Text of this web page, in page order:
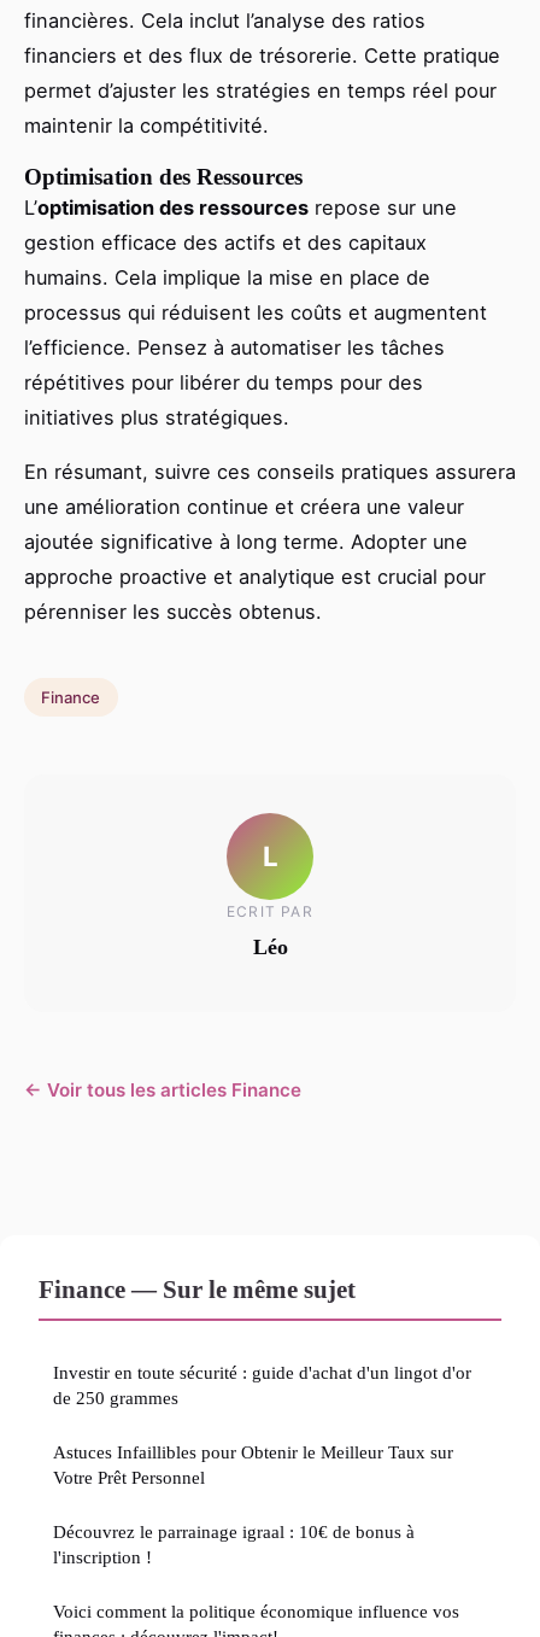
financières. Cela inclut l’analyse des ratios
financiers et des flux de trésorerie. Cette pratique
permet d’ajuster les stratégies en temps réel pour
maintenir la compétitivité.
Optimisation des Ressources
L’optimisation des ressources repose sur une
gestion efficace des actifs et des capitaux
humains. Cela implique la mise en place de
processus qui réduisent les coûts et augmentent
l’efficience. Pensez à automatiser les tâches
répétitives pour libérer du temps pour des
initiatives plus stratégiques.
En résumant, suivre ces conseils pratiques assurera
une amélioration continue et créera une valeur
ajoutée significative à long terme. Adopter une
approche proactive et analytique est crucial pour
pérenniser les succès obtenus.
Finance
L
ECRIT PAR
Léo
← Voir tous les articles Finance
Finance — Sur le même sujet
Investir en toute sécurité : guide d'achat d'un lingot d'or
de 250 grammes
Astuces Infaillibles pour Obtenir le Meilleur Taux sur
Votre Prêt Personnel
Découvrez le parrainage igraal : 10€ de bonus à
l'inscription !
Voici comment la politique économique influence vos